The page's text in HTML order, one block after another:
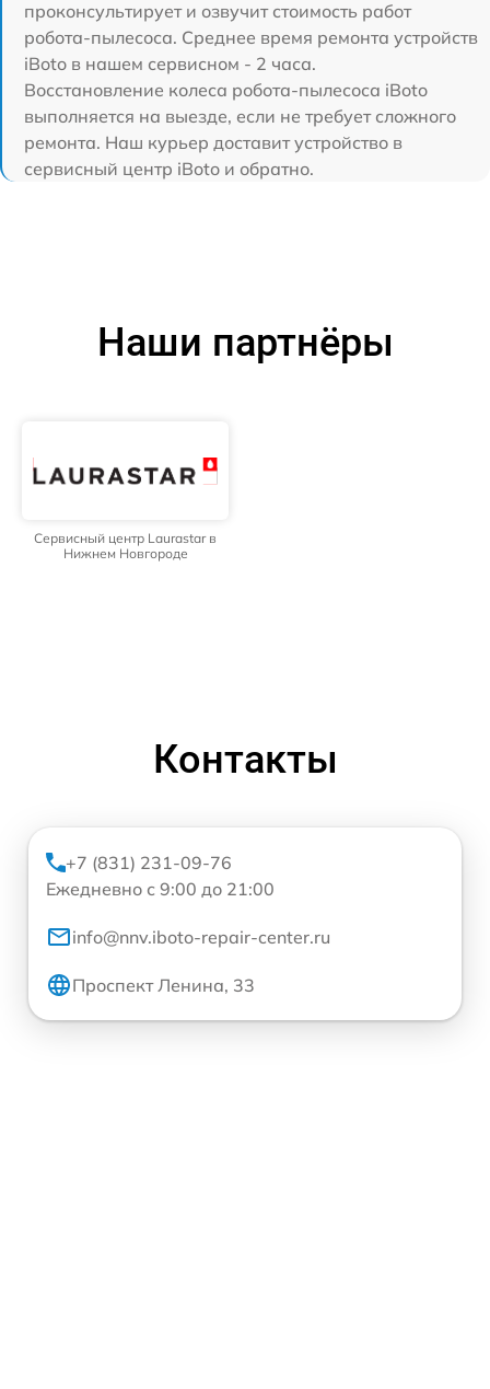
проконсультирует и озвучит стоимость работ
робота-пылесоса. Среднее время ремонта устройств
iBoto в нашем сервисном - 2 часа.
Восстановление колеса робота-пылесоса iBoto
выполняется на выезде, если не требует сложного
ремонта. Наш курьер доставит устройство в
сервисный центр iBoto и обратно.
Наши партнёры
Сервисный центр Laurastar в
Нижнем Новгороде
Контакты
+7 (831) 231-09-76
Ежедневно с 9:00 до 21:00
info@nnv.iboto-repair-center.ru
Проспект Ленина, 33